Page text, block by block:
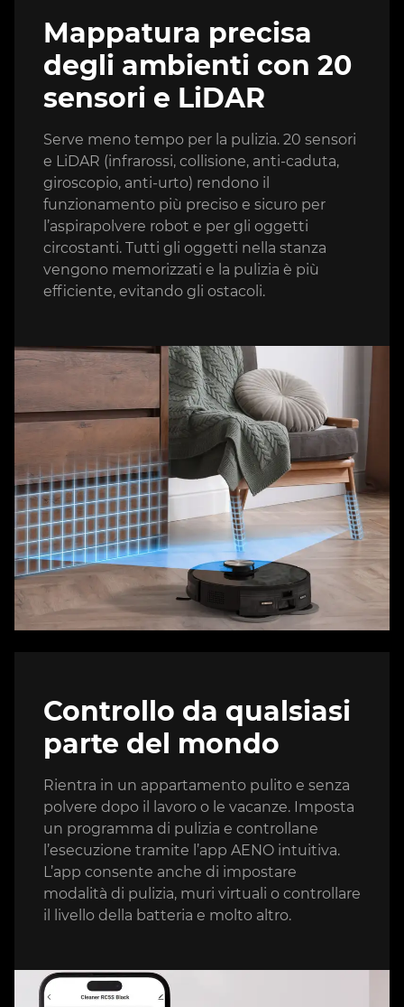
Mappatura precisa
degli ambienti con 20
sensori e LiDAR
Serve meno tempo per la pulizia. 20 sensori
e LiDAR (infrarossi, collisione, anti-caduta,
giroscopio, anti-urto) rendono il
funzionamento più preciso e sicuro per
l’aspirapolvere robot e per gli oggetti
circostanti. Tutti gli oggetti nella stanza
vengono memorizzati e la pulizia è più
efficiente, evitando gli ostacoli.
Controllo da qualsiasi
parte del mondo
Rientra in un appartamento pulito e senza
polvere dopo il lavoro o le vacanze. Imposta
un programma di pulizia e controllane
l’esecuzione tramite l’app AENO intuitiva.
L’app consente anche di impostare
modalità di pulizia, muri virtuali o controllare
il livello della batteria e molto altro.